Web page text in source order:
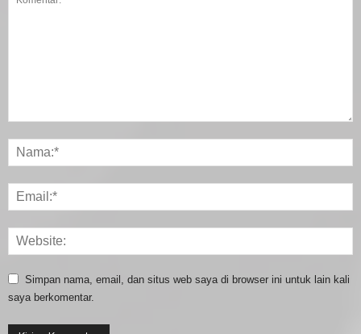
Simpan nama, email, dan situs web saya di browser ini untuk lain kali
saya berkomentar.